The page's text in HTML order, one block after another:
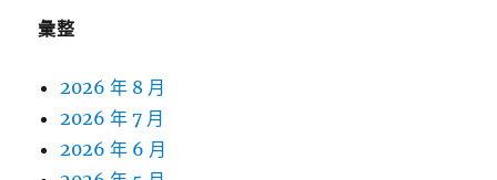
彙整
2026 年 8 月
2026 年 7 月
2026 年 6 月